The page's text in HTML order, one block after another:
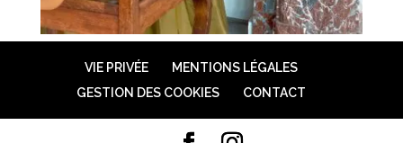
VIE PRIVÉE
MENTIONS LÉGALES
GESTION DES COOKIES
CONTACT